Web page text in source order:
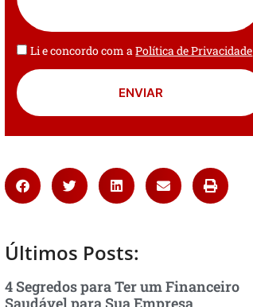
Li e concordo com aPolítica de Privacidade
ENVIAR
Últimos Posts:
4 Segredos para Ter um Financeiro